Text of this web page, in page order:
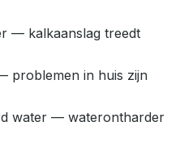
— kalkaanslag treedt
problemen in huis zijn
water — waterontharder